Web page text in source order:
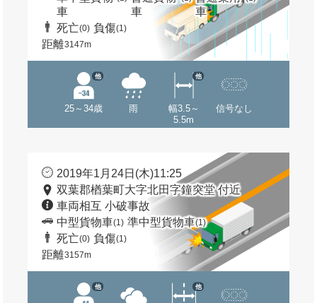
車
車
車
死亡(0) 負傷(1)
距離3147m
25～34歳
他
雨
幅3.5～
5.5m
他
信号なし
2019年1月24日(木)11:25
双葉郡楢葉町大字北田字鐘突堂 付近
車両相互 小破事故
中型貨物車(1) 準中型貨物車(1)
死亡(0) 負傷(1)
距離3157m
他 他